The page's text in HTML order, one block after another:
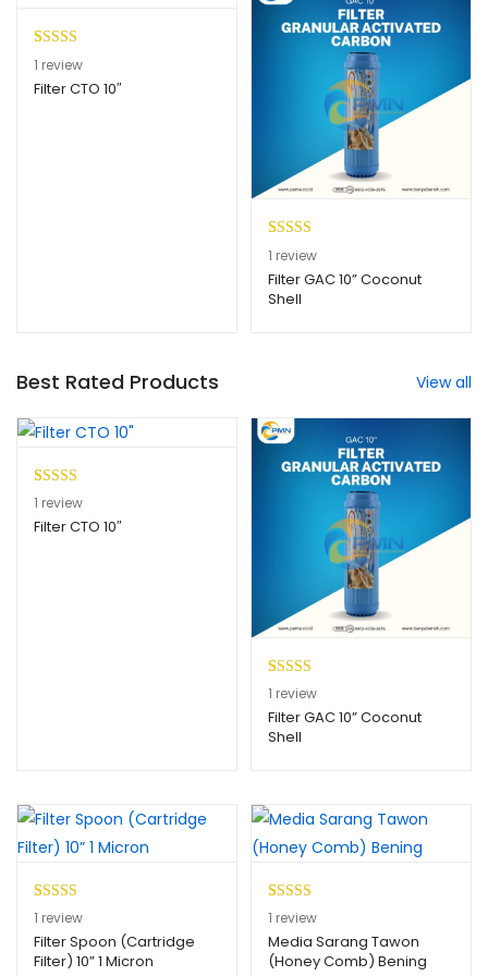
pelangg
Peringkat
5.00dari 5
11 review
Filter CTO 10″
Peringkat
5.00dari 5
berdasarkan
11 review
Filter GAC 10” Coconut
Shell
Best Rated Products View all
Peringkat
5.00dari 5
11 review
Filter CTO 10″
Peringkat
5.00dari 5
berdasarkan
11 review
Filter GAC 10” Coconut
Shell
Peringkat
5.00dari 5
berdasarkan
11 review
Filter Spoon (Cartridge
Filter) 10” 1 Micron
Peringkat
5.00dari 5
berdasarkan
11 review
Media Sarang Tawon
(Honey Comb) Bening